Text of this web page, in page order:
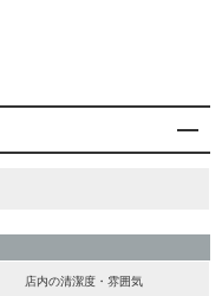
店内の清潔度・雰囲気